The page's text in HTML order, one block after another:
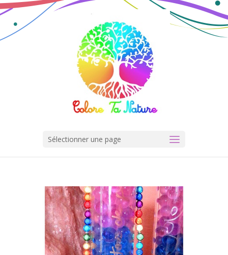
Sélectionner une page